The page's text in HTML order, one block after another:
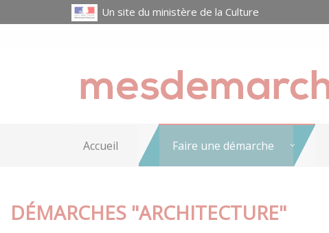
Un site du ministère de la Culture
Accueil Faire une démarche
DÉMARCHES "ARCHITECTURE"